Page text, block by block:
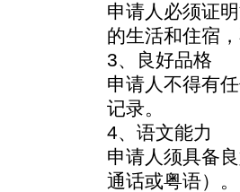
申请人必须证
的生活和住宿
3、良好品格
申请人不得有
记录。
4、语文能力
申请人须具备
通话或粤语）。